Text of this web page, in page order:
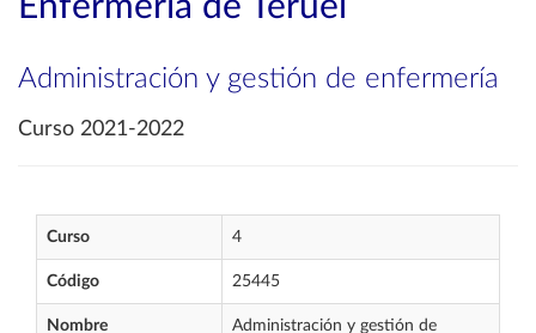
Enfermería de Teruel
Administración y gestión de enfermería
Curso 2021-2022
Curso 4
Código 25445
Nombre
Administración y gestión de